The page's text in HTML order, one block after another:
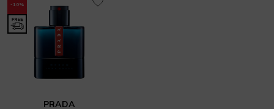
-10%
PRADA